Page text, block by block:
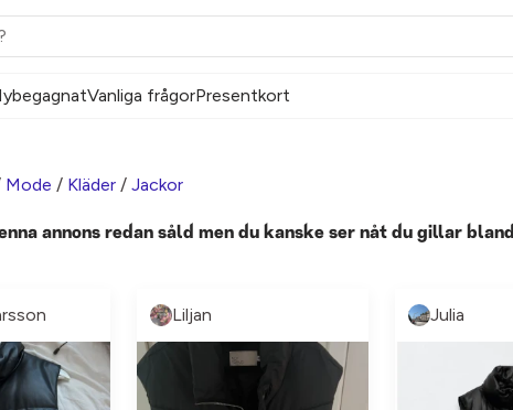
Vanliga frågorPresentkort
Mode / Kläder / Jackor
annons redan såld men du kanske ser nåt du gillar bland
Liljan Julia